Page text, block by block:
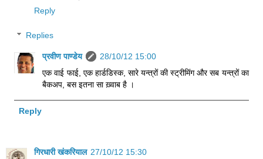
Reply
Replies
प्रवीण पाण्डेय
28/10/12 15:00
एक वाई फाई, एक हार्डडिस्क, सारे यन्त्रों की स्ट्रीमिंग और सब यन्त्रों का
बैकअप, बस इतना सा ख़्वाब है ।
Reply
गिरधारी खंकरियाल 27/10/12 15:30